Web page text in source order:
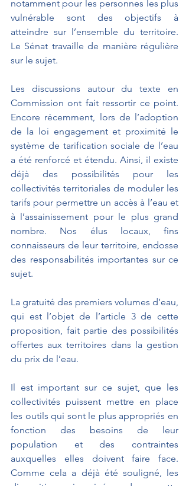
notamment pour les personnes les plus
vulnérable sont des objectifs à
atteindre sur l’ensemble du territoire.
Le Sénat travaille de manière régulière
sur le sujet.
Les discussions autour du texte en
Commission ont fait ressortir ce point.
Encore récemment, lors de l’adoption
de la loi engagement et proximité le
système de tarification sociale de l’eau
a été renforcé et étendu. Ainsi, il existe
déjà des possibilités pour les
collectivités territoriales de moduler les
tarifs pour permettre un accès à l’eau et
à l’assainissement pour le plus grand
nombre. Nos élus locaux, fins
connaisseurs de leur territoire, endosse
des responsabilités importantes sur ce
sujet.
La gratuité des premiers volumes d’eau,
qui est l’objet de l’article 3 de cette
proposition, fait partie des possibilités
offertes aux territoires dans la gestion
du prix de l’eau.
Il est important sur ce sujet, que les
collectivités puissent mettre en place
les outils qui sont le plus appropriés en
fonction des besoins de leur
population et des contraintes
auxquelles elles doivent faire face.
Comme cela a déjà été souligné, les